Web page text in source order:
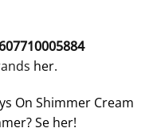
her.
On Shimmer Cream
Se her!